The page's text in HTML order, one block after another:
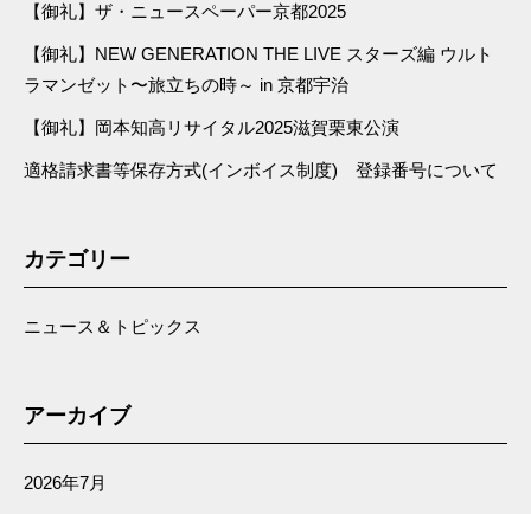
【御礼】ザ・ニュースペーパー京都2025
【御礼】NEW GENERATION THE LIVE スターズ編 ウルト
ラマンゼット〜旅立ちの時～ in 京都宇治
【御礼】岡本知高リサイタル2025滋賀栗東公演
適格請求書等保存方式(インボイス制度) 登録番号について
カテゴリー
ニュース＆トピックス
アーカイブ
2026年7月